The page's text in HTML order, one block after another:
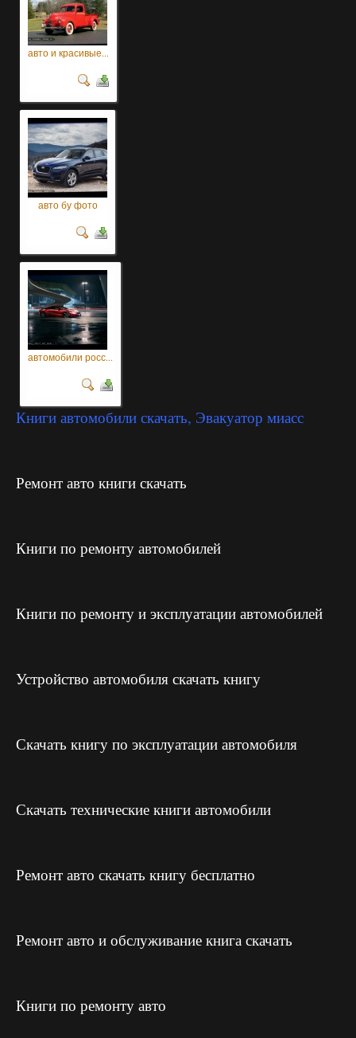
авто и красивые...
авто бу фото
автомобили росс...
Книги автомобили скачать, Эвакуатор миасс
Ремонт авто книги скачать
Книги по ремонту автомобилей
Книги по ремонту и эксплуатации автомобилей
Устройство автомобиля скачать книгу
Скачать книгу по эксплуатации автомобиля
Скачать технические книги автомобили
Ремонт авто скачать книгу бесплатно
Ремонт авто и обслуживание книга скачать
Книги по ремонту авто